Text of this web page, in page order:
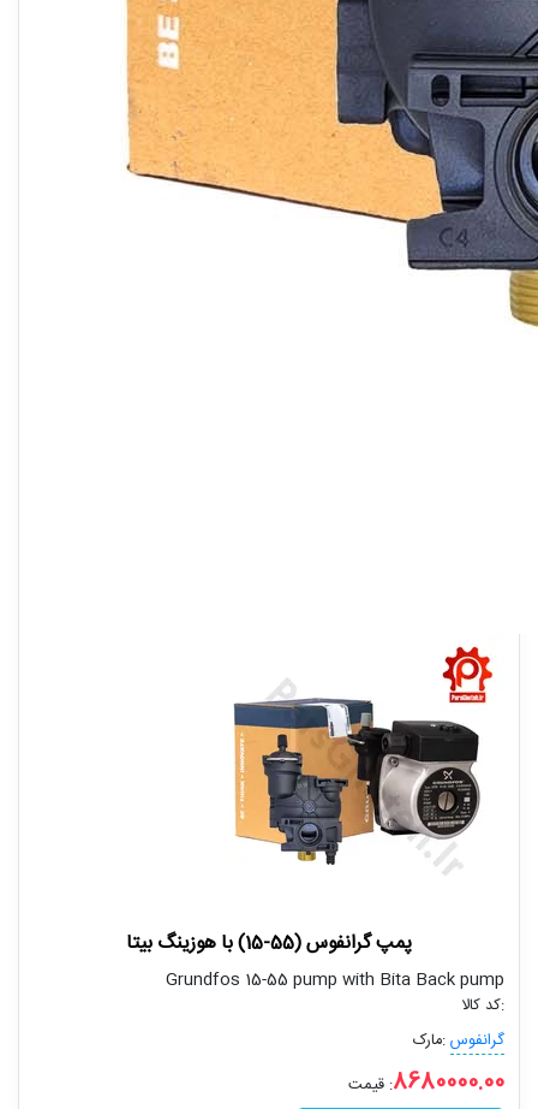
پمپ گرانفوس (55-15) با هوزینگ بیتا
Grundfos 15-55 pump with Bita Back pump
کد کالا:
مارک:گرانفوس
قیمت :8680000.00